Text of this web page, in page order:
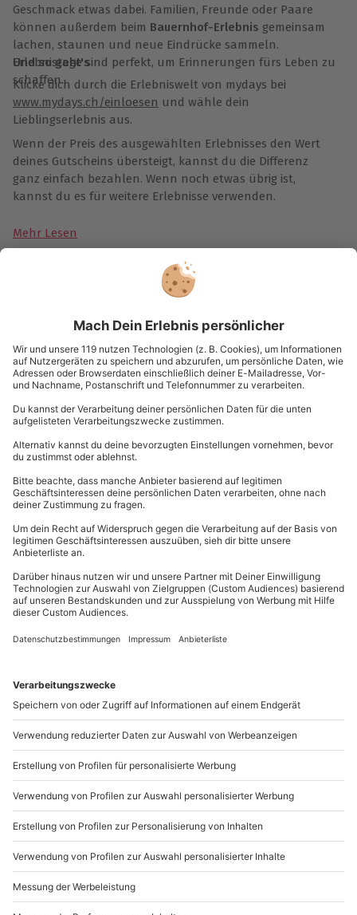
Geschmack etwas dabei. Familien, Freunde oder Paare
können außerdem beim Bauernhof-Erlebnis gemeinsam
lachen, staunen und neue Eindrücke sammeln.
Erlebnistage sind perfekt, um Erinnerungen fürs Leben zu
schaffen.
Und so geht's
Klicke dich durch die Erlebniswelt von mydays bei
www.mydays.ch/einloesen und wähle dein
Lieblingserlebnis aus.
Wenn der Preis des ausgewählten Erlebnisses den Wert
deines Gutscheins übersteigt, kannst du die Differenz
ganz einfach bezahlen. Wenn noch etwas übrig ist,
kannst du es für weitere Erlebnisse verwenden.
Mehr Lesen
0840 / 00 00 11
Kontakt & FAQ
mydaysGmbH
81671 München
Du erreichst uns telefonisch zu folgenden Zeiten,
außer an bundesweiten Feiertagen:
Mo-Fr: 8-20 Uhr | Sa: 10-16 Uhr
Du möchtest als Firma bestellen?
Sichere Dir attraktive Firmenkunden Vorteile.
+49 89 / 21 12 90 20
b2b@mydays.de
www.b2b.mydays.de/
Andere Produkte entdecken